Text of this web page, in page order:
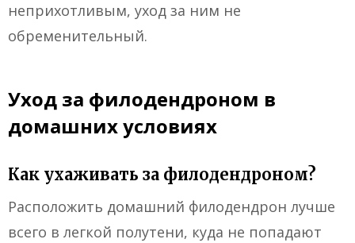
неприхотливым, уход за ним не
обременительный.
Уход за филодендроном в
домашних условиях
Как ухаживать за филодендроном?
Расположить домашний филодендрон лучше
всего в легкой полутени, куда не попадают